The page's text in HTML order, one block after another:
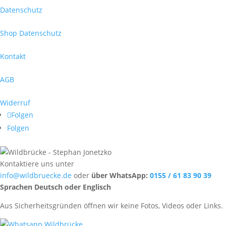
Datenschutz
Shop Datenschutz
Kontakt
AGB
Widerruf
Folgen
Folgen
Kontaktiere uns unter
info@wildbruecke.de oder über WhatsApp: 0155 / 61 83 90 39
Sprachen Deutsch oder Englisch
Aus Sicherheitsgründen öffnen wir keine Fotos, Videos oder Links.